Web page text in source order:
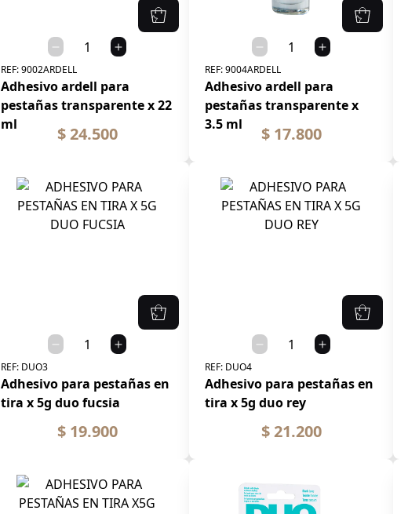
REF:9002ARDELL
Adhesivo ardell para
pestañas transparente x 22
ml
$ 24.500
REF:9004ARDELL
Adhesivo ardell para
pestañas transparente x
3.5 ml
$ 17.800
REF: DUO3
Adhesivo para pestañas en
tira x 5g duo fucsia
$ 19.900
REF: DUO4
Adhesivo para pestañas en
tira x 5g duo rey
$ 21.200